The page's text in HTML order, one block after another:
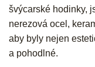
švýcarské hodinky,
nerezová ocel,
aby byly nejen
a pohodlné.